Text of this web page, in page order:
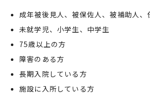
成年被後見人、被保佐人、被補助人、
未就学児、小学生、中学生
75歳以上の方
障害のある方
長期入院している方
施設に入所している方